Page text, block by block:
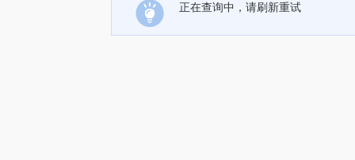
正在查询中，请刷新重试